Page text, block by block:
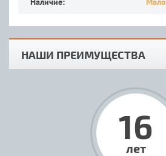
НАШИ ПРЕИМУЩЕСТВА
16
лет